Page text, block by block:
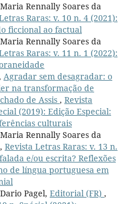
Rennally Soares da
Raras: v. 10 n. 4 (2021):
ficcional ao factual
Rennally Soares da
Raras: v. 11 n. 1 (2022):
Agradar sem desagradar: o
na transformação de
de Assis , Revista
(2019): Edição Especial:
culturais
Rennally Soares da
, Revista Letras Raras: v. 13 n.
e/ou escrita? Reflexões
de língua portuguesa em
Pagel, Editorial (FR) ,